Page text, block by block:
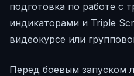
подготовка по работе с
индикаторами и Triple
видеокурсе или
Перед боевым запуском